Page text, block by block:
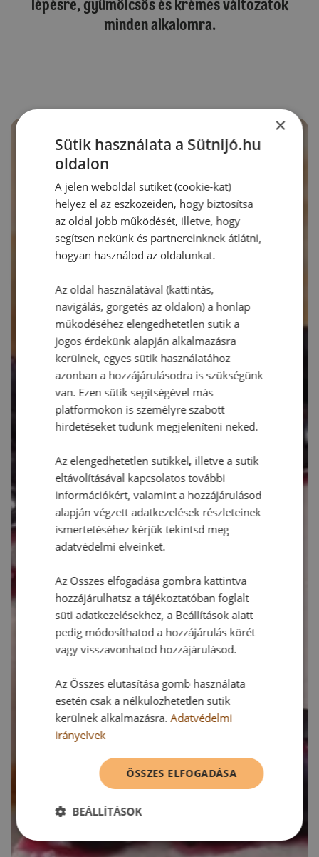
lépésre, gyümölcsös és krémes változatok
minden alkalomra.
×
Sütik használata a Sütnijó.hu
oldalon
A jelen weboldal sütiket (cookie-kat)
helyez el az eszközeiden, hogy biztosítsa
az oldal jobb működését, illetve, hogy
segítsen nekünk és partnereinknek átlátni,
hogyan használod az oldalunkat.
Az oldal használatával (kattintás,
navigálás, görgetés az oldalon) a honlap
működéséhez elengedhetetlen sütik a
jogos érdekünk alapján alkalmazásra
kerülnek, egyes sütik használatához
azonban a hozzájárulásodra is szükségünk
van. Ezen sütik segítségével más
platformokon is személyre szabott
hirdetéseket tudunk megjeleníteni neked.
Az elengedhetetlen sütikkel, illetve a sütik
eltávolításával kapcsolatos további
információkért, valamint a hozzájárulásod
alapján végzett adatkezelések részleteinek
ismertetéséhez kérjük tekintsd meg
adatvédelmi elveinket.
Az Összes elfogadása gombra kattintva
hozzájárulhatsz a tájékoztatóban foglalt
süti adatkezelésekhez, a Beállítások alatt
pedig módosíthatod a hozzájárulás körét
vagy visszavonhatod hozzájárulásod.
Az Összes elutasítása gomb használata
esetén csak a nélkülözhetetlen sütik
kerülnek alkalmazásra.Adatvédelmi
irányelvek
ÖSSZES ELFOGADÁSA
BEÁLLÍTÁSOK